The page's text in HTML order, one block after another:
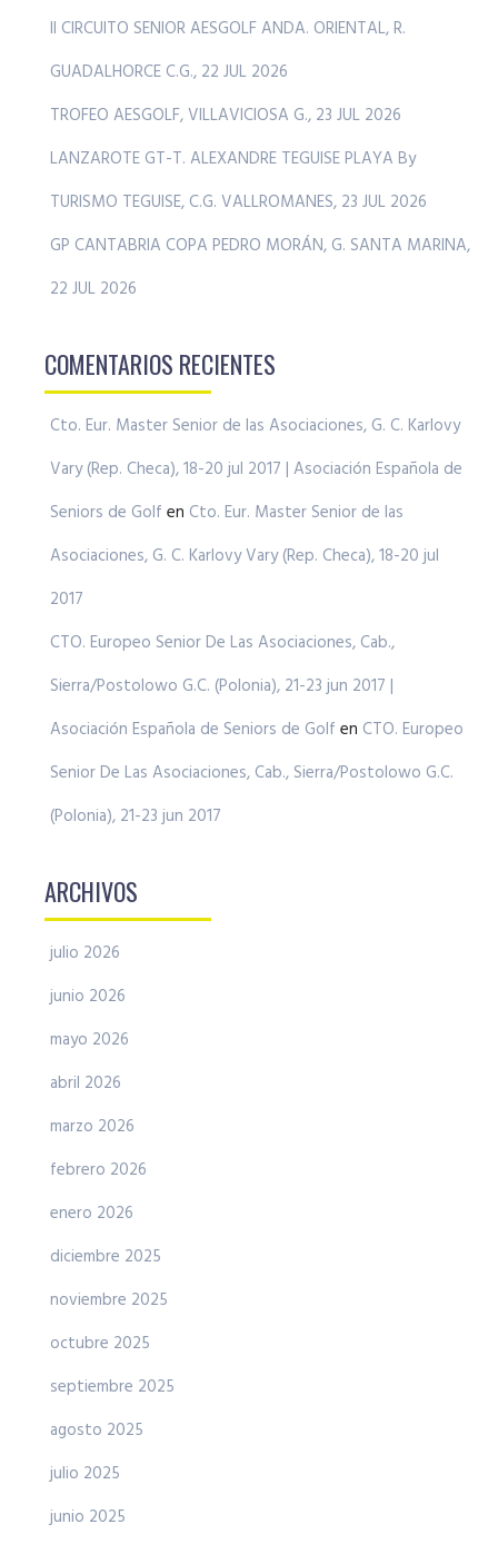
II CIRCUITO SENIOR AESGOLF ANDA. ORIENTAL, R.
GUADALHORCE C.G., 22 JUL 2026
TROFEO AESGOLF, VILLAVICIOSA G., 23 JUL 2026
LANZAROTE GT-T. ALEXANDRE TEGUISE PLAYA By
TURISMO TEGUISE, C.G. VALLROMANES, 23 JUL 2026
GP CANTABRIA COPA PEDRO MORÁN, G. SANTA MARINA,
22 JUL 2026
COMENTARIOS RECIENTES
Cto. Eur. Master Senior de las Asociaciones, G. C. Karlovy
Vary (Rep. Checa), 18-20 jul 2017 | Asociación Española de
Seniors de Golf en Cto. Eur. Master Senior de las
Asociaciones, G. C. Karlovy Vary (Rep. Checa), 18-20 jul
2017
CTO. Europeo Senior De Las Asociaciones, Cab.,
Sierra/Postolowo G.C. (Polonia), 21-23 jun 2017 |
Asociación Española de Seniors de Golf en CTO. Europeo
Senior De Las Asociaciones, Cab., Sierra/Postolowo G.C.
(Polonia), 21-23 jun 2017
ARCHIVOS
julio 2026
junio 2026
mayo 2026
abril 2026
marzo 2026
febrero 2026
enero 2026
diciembre 2025
noviembre 2025
octubre 2025
septiembre 2025
agosto 2025
julio 2025
junio 2025